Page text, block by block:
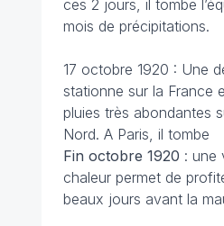
ces 2 jours, il tombe
mois de précipitations.
17 octobre 1920 : Une
stationne sur la France
pluies très abondantes
Nord. A Paris, il tombe
Fin octobre 1920 : une
chaleur permet de
beaux jours avant la